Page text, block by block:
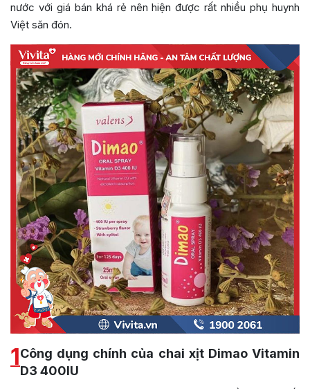
nước với giá bán khá rẻ nên hiện được rất nhiều phụ huynh
Việt săn đón.
1Công dụng chính của chai xịt Dimao Vitamin
D3 400IU